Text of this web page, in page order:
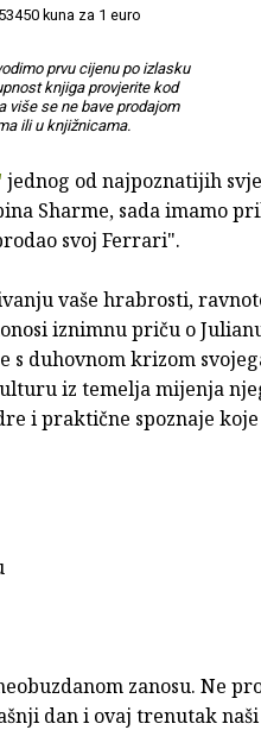
kuna za 1 euro
prvu cijenu po izlasku
knjiga provjerite kod
više se ne bave prodajom
ili u knjižnicama.
jednog od najpoznatijih
Sharme, sada imamo
svoj Ferrari".
vaše hrabrosti,
iznimnu priču o
s duhovnom krizom
iz temelja mijenja
i praktične spoznaje
zanosu. Ne
dan i ovaj trenutak